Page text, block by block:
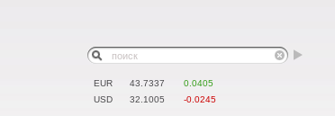
EUR 43.7337
0.0405
USD
32.1005 -0.0245